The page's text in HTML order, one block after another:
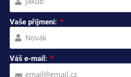
Vaše příjmení:
Váš e-mail: